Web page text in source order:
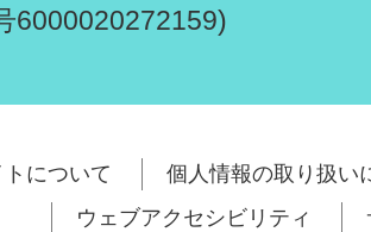
6000020272159)
について
個人情報の取り扱い
ウェブアクセシビリティ